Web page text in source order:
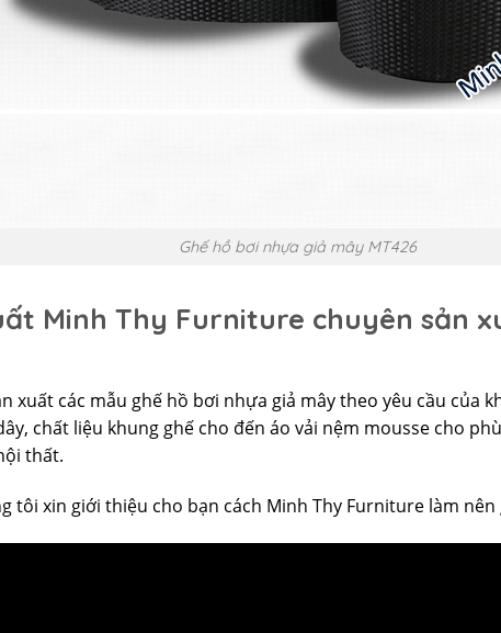
Ghế hồ bơi nhựa giả mây MT426
Minh Thy Furniture chuyên sản
xuất các mẫu ghế hồ bơi nhựa giả mây theo yêu cầu của
chất liệu khung ghế cho đến áo vải nệm mousse cho
thất.
tôi xin giới thiệu cho bạn cách Minh Thy Furniture làm